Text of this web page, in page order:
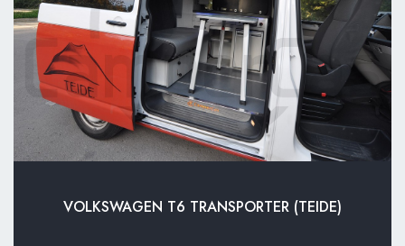
VOLKSWAGEN T6 TRANSPORTER (TEIDE)